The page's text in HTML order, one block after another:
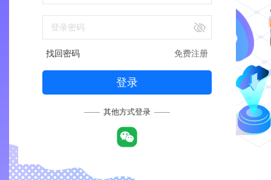
找回密码 免费注册
登录
其他方式登录